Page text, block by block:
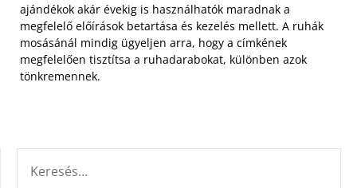
ajándékok akár évekig is használhatók maradnak a
megfelelő előírások betartása és kezelés mellett. A ruhák
mosásánál mindig ügyeljen arra, hogy a címkének
megfelelően tisztítsa a ruhadarabokat, különben azok
tönkremennek.